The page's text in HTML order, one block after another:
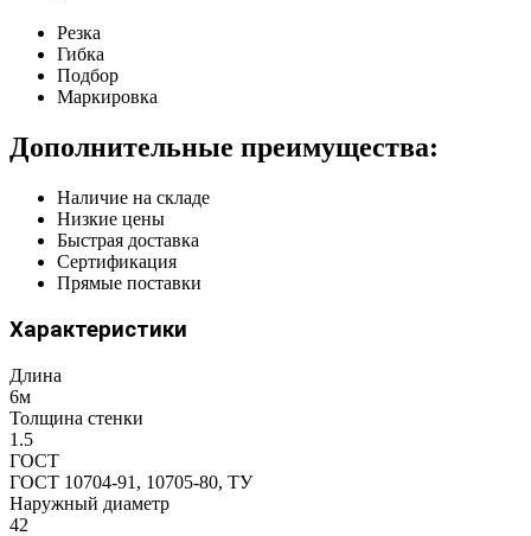
Резка
Гибка
Подбор
Маркировка
Дополнительные преимущества:
Наличие на складе
Низкие цены
Быстрая доставка
Сертификация
Прямые поставки
Характеристики
Длина
6м
Толщина стенки
1.5
ГОСТ
ГОСТ 10704-91, 10705-80, ТУ
Наружный диаметр
42